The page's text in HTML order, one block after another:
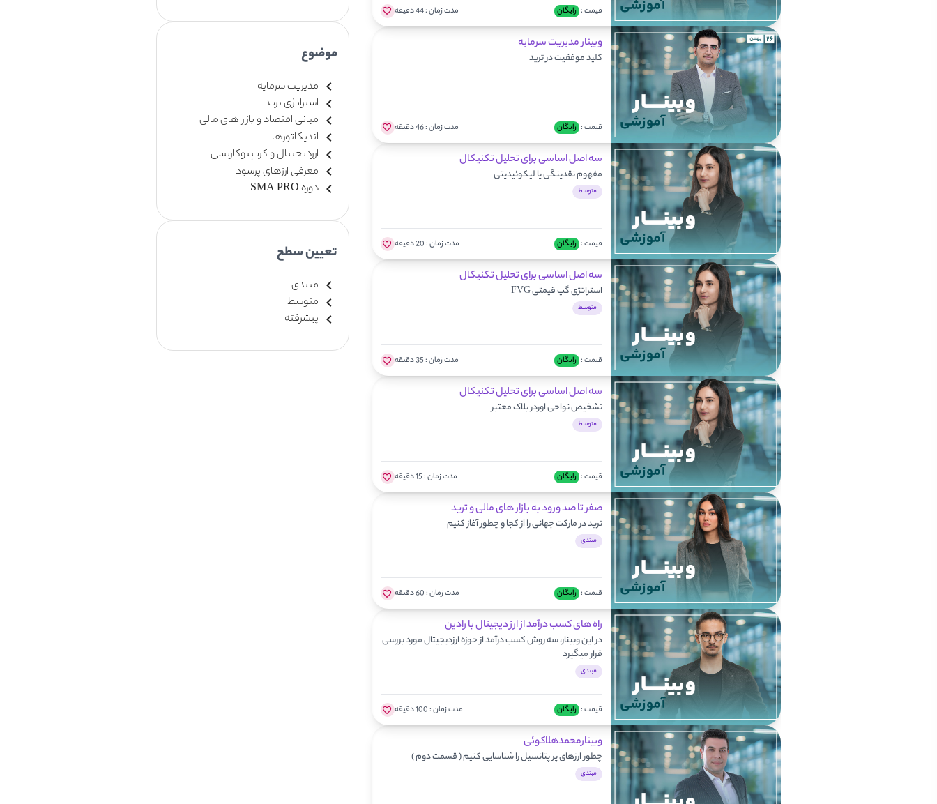
قیمت : رایگان مدت زمان :44 دقیقه
وبینار مدیریت سرمایه
کلید موفقیت در ترید
قیمت : رایگان مدت زمان :46 دقیقه
سه اصل اساسی برای تحلیل تکنیکال
مفهوم‌ نقدینگی یا لیکوئیدیتی
متوسط
قیمت : رایگان مدت زمان :20 دقیقه
سه اصل اساسی برای تحلیل تکنیکال
استراتژی گپ قیمتی FVG
متوسط
قیمت : رایگان مدت زمان :35 دقیقه
سه اصل اساسی برای تحلیل تکنیکال
تشخیص نواحی اوردر بلاک معتبر
متوسط
قیمت : رایگان مدت زمان :15 دقیقه
صفر تا صد ورود به بازار های مالی و ترید
ترید در مارکت جهانی را از کجا و چطور آغاز کنیم
مبتدی
قیمت : رایگان مدت زمان :60 دقیقه
راه های کسب درآمد از ارز دیجیتال با رادین
در این وبینار، سه روش کسب درآمد از حوزه ارزدیجیتال مورد بررسی
قرار میگیرد
مبتدی
قیمت : رایگان مدت زمان :100 دقیقه
وبینارمحمدهلاکوئی
چطور ارزهای پر پتانسیل را شناسایی کنیم ( قسمت دوم )
مبتدی
موضوع
مدیریت سرمایه
استراتژی ترید
مبانی اقتصاد و بازار های مالی
اندیکاتورها
ارزدیجیتال و کریپتوکارنسی
معرفی ارزهای پرسود
دوره SMA PRO
تعیین سطح
مبتدی
متوسط
پیشرفته